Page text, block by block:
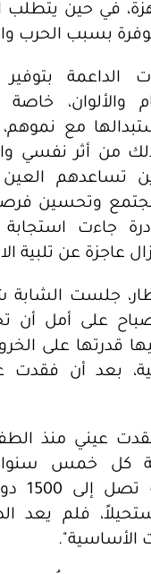
في حين يتطلب
بسبب الحرب
الداعمة
والألوان، خاصة
مع
من أثر نفسي
تساعدهم
وتحسين
جاءت استجابة
عاجزة عن تلبية
جلست
على أمل أن
قدرتها على
بعد أن فقدت
عيني منذ
كل خمس
فلم يعد
الأساسية".